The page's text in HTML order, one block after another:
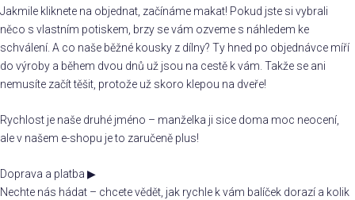
Jakmile kliknete na objednat, začínáme makat! Pokud jste si vybrali
něco s vlastním potiskem, brzy se vám ozveme s náhledem ke
schválení. A co naše běžné kousky z dílny? Ty hned po objednávce míří
do výroby a během dvou dnů už jsou na cestě k vám. Takže se ani
nemusíte začít těšit, protože už skoro klepou na dveře!
Rychlost je naše druhé jméno – manželka ji sice doma moc neocení,
ale v našem e-shopu je to zaručeně plus!
Doprava a platba ▶
Nechte nás hádat – chcete vědět, jak rychle k vám balíček dorazí a kolik